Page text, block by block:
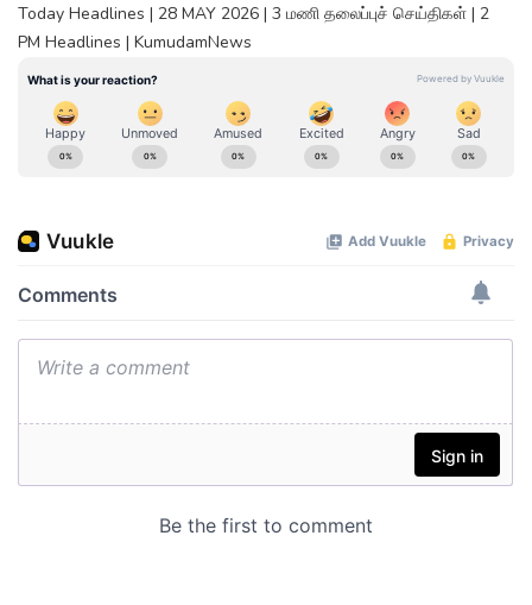
Today Headlines | 28 MAY 2026 | 3 மணி தலைப்புச் செய்திகள் | 2
PM Headlines | KumudamNews